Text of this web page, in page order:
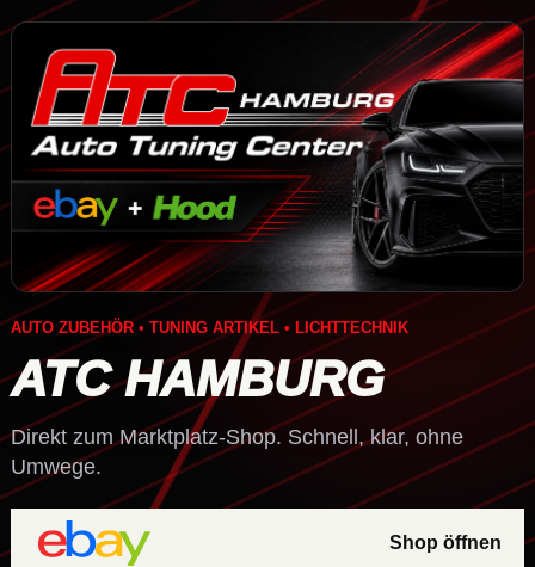
AUTO ZUBEHÖR • TUNING ARTIKEL • LICHTTECHNIK
ATC HAMBURG
Direkt zum Marktplatz-Shop. Schnell, klar, ohne
Umwege.
Shop öffnen